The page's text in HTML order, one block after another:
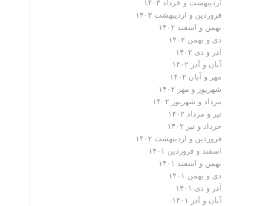
فروردین و اردیبهشت ۱۴۰۳
بهمن و اسفند ۱۴۰۲
دی و بهمن ۱۴۰۲
آذر و دی ۱۴۰۲
آبان و آذر ۱۴۰۲
مهر و آبان ۱۴۰۲
شهریور و مهر ۱۴۰۲
مرداد و شهریور ۱۴۰۲
تیر و مرداد ۱۴۰۲
خرداد و تیر ۱۴۰۲
فروردین و اردیبهشت ۱۴۰۲
اسفند و فروردین ۱۴۰۱
بهمن و اسفند ۱۴۰۱
دی و بهمن ۱۴۰۱
آذر و دی ۱۴۰۱
آبان و آذر ۱۴۰۱